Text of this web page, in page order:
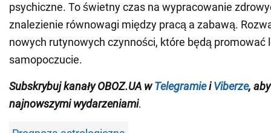
psychiczne. To świetny czas na wypracowanie
znalezienie równowagi między pracą a zabawą.
nowych rutynowych czynności, które będą promować
samopoczucie.
Subskrybuj kanały OBOZ.UA wTelegramieiViberze,
najnowszymi wydarzeniami.